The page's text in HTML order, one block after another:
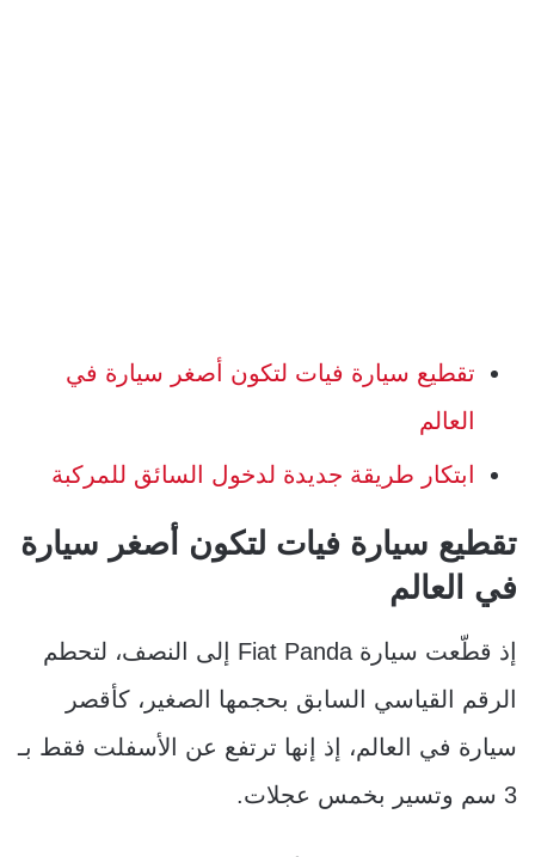
تقطيع سيارة فيات لتكون أصغر سيارة في
العالم
ابتكار طريقة جديدة لدخول السائق للمركبة
تقطيع سيارة فيات لتكون أصغر سيارة
في العالم
إذ قطّعت سيارة Fiat Panda إلى النصف، لتحطم
الرقم القياسي السابق بحجمها الصغير، كأقصر
سيارة في العالم، إذ إنها ترتفع عن الأسفلت فقط بـ
3 سم وتسير بخمس عجلات.